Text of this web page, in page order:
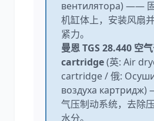
вентилятора) ——
机缸体上，安装风扇
紧力。
曼恩 TGS 28.440 空
cartridge(英: Air
cartridge / 俄:
воздуха
气压制动系统，去除
水分。